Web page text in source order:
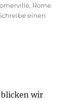
, Rome
einen
wir